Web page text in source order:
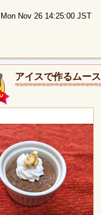
Mon Nov 26 14:25:00 JST
アイスで作るムー